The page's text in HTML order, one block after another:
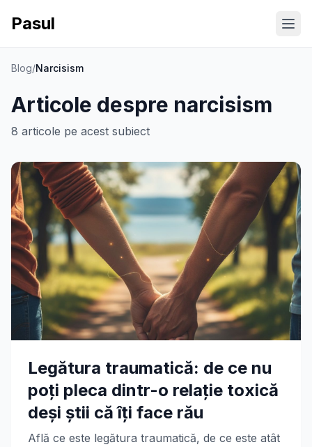
Pasul
Blog/Narcisism
Articole despre narcisism
8 articole pe acest subiect
Legătura traumatică: de ce nu
poți pleca dintr-o relație toxică
deși știi că îți face rău
Află ce este legătura traumatică, de ce este atât